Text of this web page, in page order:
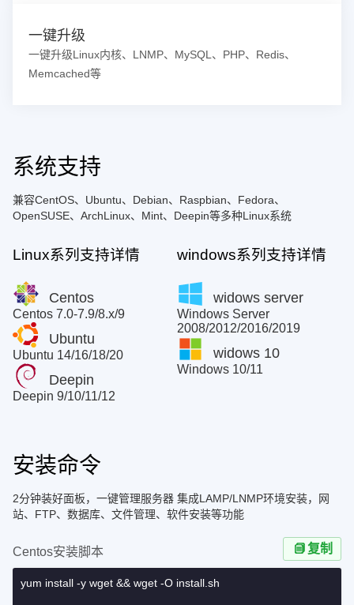
一键升级
一键升级Linux内核、LNMP、MySQL、PHP、Redis、
Memcached等
系统支持
兼容CentOS、Ubuntu、Debian、Raspbian、Fedora、
OpenSUSE、ArchLinux、Mint、Deepin等多种Linux系统
Linux系列支持详情
Centos
Centos 7.0-7.9/8.x/9
Ubuntu
Ubuntu 14/16/18/20
Deepin
Deepin 9/10/11/12
windows系列支持详情
widows server
Windows Server
2008/2012/2016/2019
widows 10
Windows 10/11
安装命令
2分钟装好面板，一键管理服务器 集成LAMP/LNMP环境安装，网
站、FTP、数据库、文件管理、软件安装等功能
Centos安装脚本
yum install -y wget && wget -O install.sh
复制